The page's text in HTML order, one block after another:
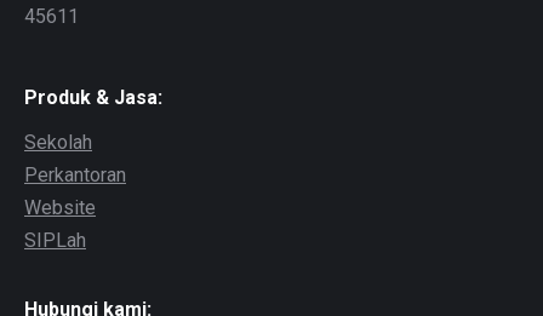
45611
Produk & Jasa:
Sekolah
Perkantoran
Website
SIPLah
Hubungi kami: